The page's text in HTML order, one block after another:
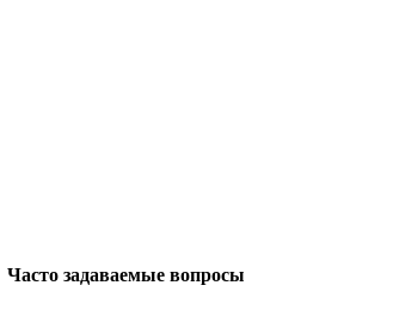
Часто задаваемые вопросы